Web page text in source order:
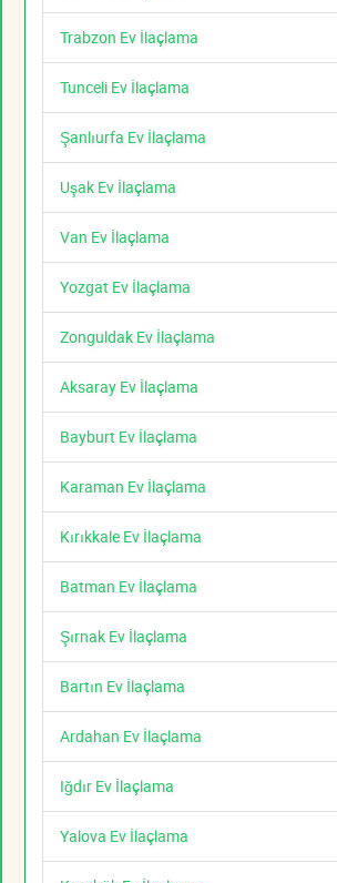
Trabzon Ev İlaçlama
Tunceli Ev İlaçlama
Şanlıurfa Ev İlaçlama
Uşak Ev İlaçlama
Van Ev İlaçlama
Yozgat Ev İlaçlama
Zonguldak Ev İlaçlama
Aksaray Ev İlaçlama
Bayburt Ev İlaçlama
Karaman Ev İlaçlama
Kırıkkale Ev İlaçlama
Batman Ev İlaçlama
Şırnak Ev İlaçlama
Bartın Ev İlaçlama
Ardahan Ev İlaçlama
Iğdır Ev İlaçlama
Yalova Ev İlaçlama